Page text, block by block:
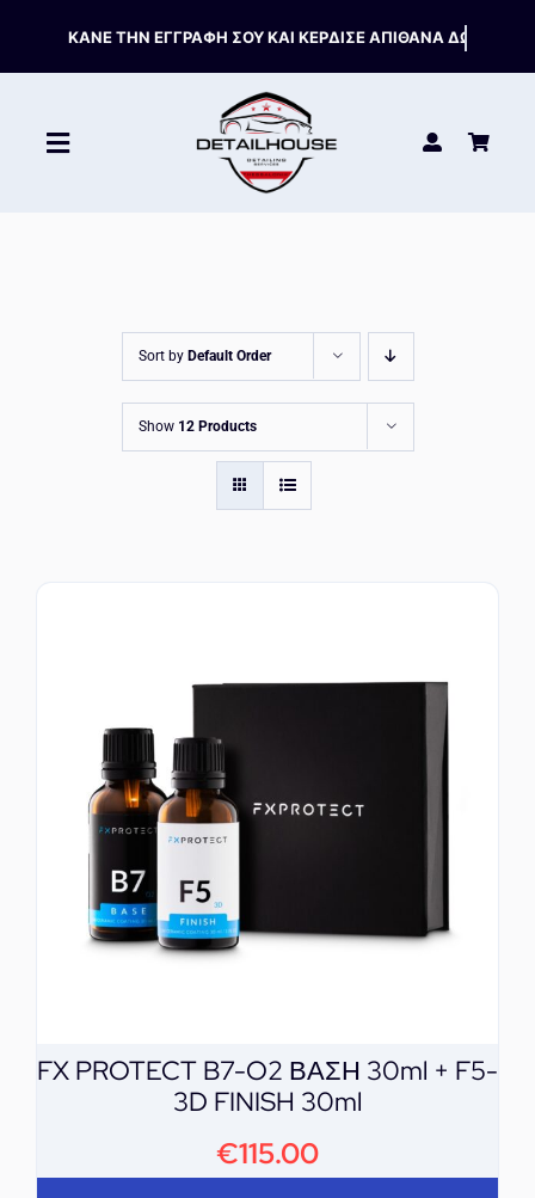
content
Toggle
ΑΞΕΣΟΥΑΡ
HOT OFFERS
Sort by Default Order
Show 12 Products
FX PROTECT B7-O2 ΒΑΣΗ 30ml + F5-
3D FINISH 30ml
€115.00